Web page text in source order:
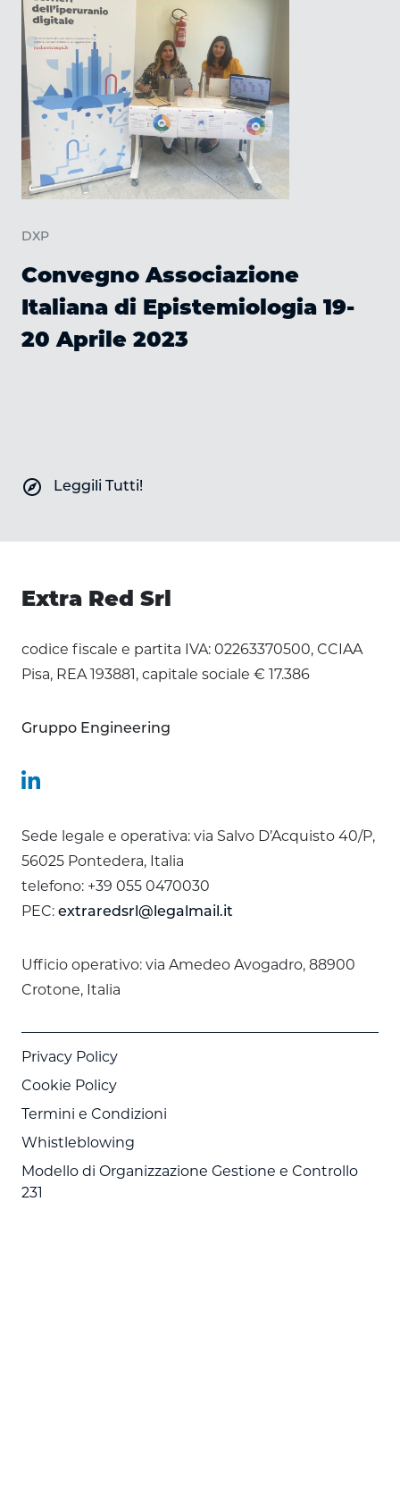
DXP
Convegno Associazione
Italiana di Epistemiologia 19-
20 Aprile 2023
explore Leggili Tutti!
Extra Red Srl
codice fiscale e partita IVA: 02263370500, CCIAA
Pisa, REA 193881, capitale sociale € 17.386
Gruppo Engineering
Sede legale e operativa: via Salvo D’Acquisto 40/P,
56025 Pontedera, Italia
telefono: +39 055 0470030
PEC: extraredsrl@legalmail.it
Ufficio operativo: via Amedeo Avogadro, 88900
Crotone, Italia
Privacy Policy
Cookie Policy
Termini e Condizioni
Whistleblowing
Modello di Organizzazione Gestione e Controllo
231